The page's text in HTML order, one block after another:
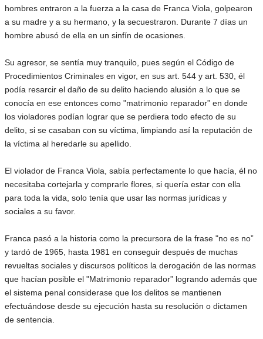
hombres entraron a la fuerza a la casa de Franca Viola, golpearon
a su madre y a su hermano, y la secuestraron. Durante 7 días un
hombre abusó de ella en un sinfín de ocasiones.
Su agresor, se sentía muy tranquilo, pues según el Código de
Procedimientos Criminales en vigor, en sus art. 544 y art. 530, él
podía resarcir el daño de su delito haciendo alusión a lo que se
conocía en ese entonces como "matrimonio reparador” en donde
los violadores podían lograr que se perdiera todo efecto de su
delito, si se casaban con su víctima, limpiando así la reputación de
la víctima al heredarle su apellido.
El violador de Franca Viola, sabía perfectamente lo que hacía, él no
necesitaba cortejarla y comprarle flores, si quería estar con ella
para toda la vida, solo tenía que usar las normas jurídicas y
sociales a su favor.
Franca pasó a la historia como la precursora de la frase "no es no”
y tardó de 1965, hasta 1981 en conseguir después de muchas
revueltas sociales y discursos políticos la derogación de las normas
que hacían posible el "Matrimonio reparador” logrando además que
el sistema penal considerase que los delitos se mantienen
efectuándose desde su ejecución hasta su resolución o dictamen
de sentencia.